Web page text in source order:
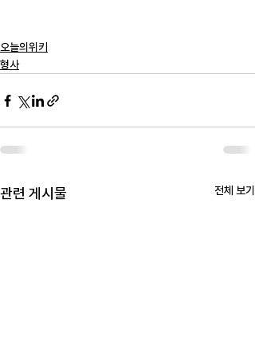
오늘의위키
형사
관련 게시물 전체 보기